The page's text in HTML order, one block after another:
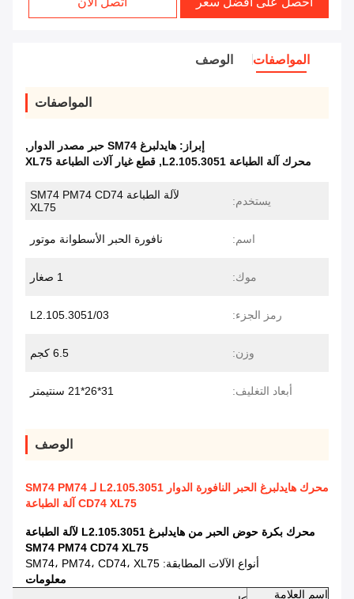
المواصفات الوصف
المواصفات
إبراز: هايدلبرغ SM74 حبر مصدر الدوار
,
محرك آلة الطباعة L2.105.3051
, قطع غيار آلات الطباعة XL75
يستخدم:
لآلة الطباعة SM74 PM74 CD74
XL75
اسم: نافورة الحبر الأسطوانة موتور
موك: 1 صغار
رمز الجزء: L2.105.3051/03
وزن: 6.5 كجم
أبعاد التغليف: 31*26*21 سنتيمتر
الوصف
محرك هايدلبرغ الحبر النافورة الدوار L2.105.3051 لـ SM74 PM74
CD74 XL75 آلة الطباعة
محرك بكرة حوض الحبر من هايدلبرغ L2.105.3051 لآلة الطباعة
SM74 PM74 CD74 XL75
أنواع الآلات المطابقة: SM74، PM74، CD74، XL75
معلومات
اسم العلامة